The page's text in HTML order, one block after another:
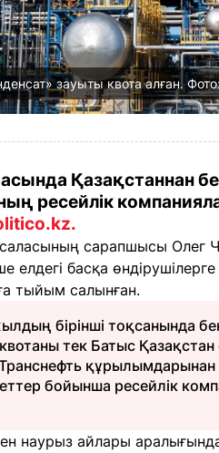
зауыты квота алған.
Қазақстаннан
ресейлік
сарапшысы Олег
елдегі басқа
тыйым салынған.
бірінші тоқсанында
тек Батыс
құрылымдарынан
бойынша ресейлік
наурыз айлары